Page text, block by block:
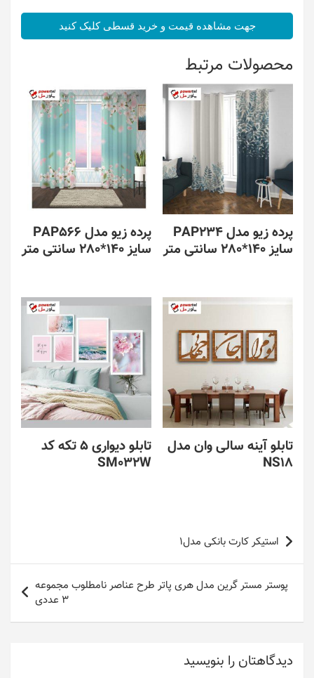
جهت مشاهده قیمت و خرید قسطی کلیک کنید
محصولات مرتبط
پرده زیو مدل PAP234
سایز 140*280 سانتی متر
پرده زیو مدل PAP566
سایز 140*280 سانتی متر
تابلو آینه سالی وان مدل
NS18
تابلو دیواری 5 تکه کد
SM032W
راهبری
نوشته
استیکر کارت بانکی مدل1
پوستر مستر گرین مدل هری پاتر طرح عناصر نامطلوب مجموعه
3 عددی
دیدگاهتان را بنویسید